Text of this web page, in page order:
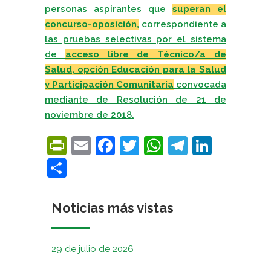
personas aspirantes que superan el
concurso-oposición, correspondiente a
las pruebas selectivas por el sistema
de acceso libre de Técnico/a de
Salud, opción Educación para la Salud
y Participación Comunitaria convocada
mediante de Resolución de 21 de
noviembre de 2018.
PrintFriendly
EmailFacebook
Twitter
WhatsApp
Noticias más vistas
29 de julio de 2026